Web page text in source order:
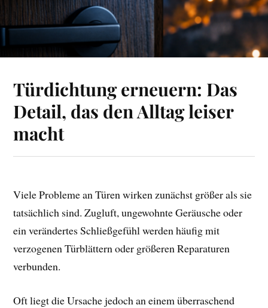
Türdichtung erneuern: Das
Detail, das den Alltag leiser
macht
Viele Probleme an Türen wirken zunächst größer als sie
tatsächlich sind. Zugluft, ungewohnte Geräusche oder
ein verändertes Schließgefühl werden häufig mit
verzogenen Türblättern oder größeren Reparaturen
verbunden.
Oft liegt die Ursache jedoch an einem überraschend